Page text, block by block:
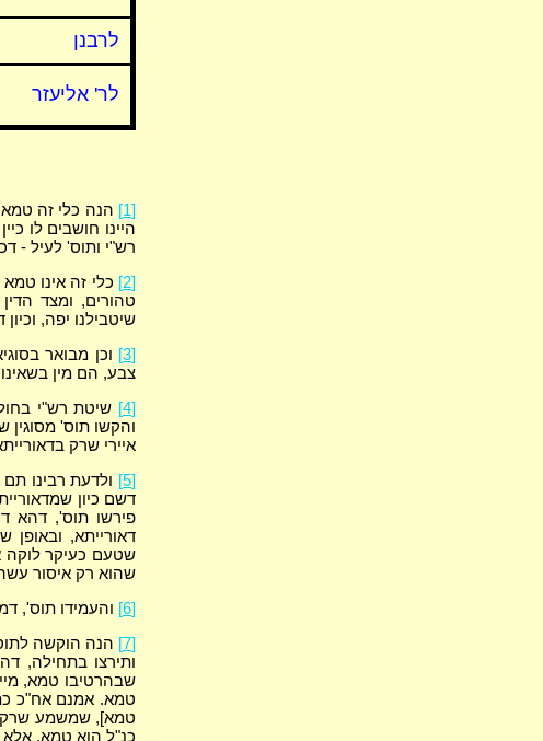
לרבנן
לר' אליעזר
[1]
הנה כלי זה טמא
היינו חושבים לו
רש"י ותוס' לעיל -
[2]
כלי זה אינו טמא
טהורים, ומצד
שיטבילנו יפה,
[3]
וכן מבואר
צבע, הם מין
[4]
שיטת רש"י
והקשו תוס'
איירי שרק
[5]
ולדעת רבינו
דשם כיון
פירשו תוס', דהא
דאורייתא,
שטעם כעיקר לוקה
שהוא רק איסור
[6]
והעמידו תוס',
[7]
הנה הוקשה
ותירצו בתחילה,
שבהרטיבו טמא,
טמא. אמנם אח"כ
טמא], שמשמע שרק
כנ"ל הוא טמא,